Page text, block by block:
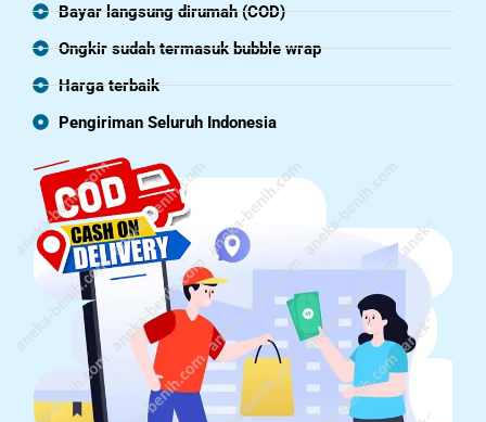
Bayar langsung dirumah (COD)
Ongkir sudah termasuk bubble wrap
Harga terbaik
Pengiriman Seluruh Indonesia